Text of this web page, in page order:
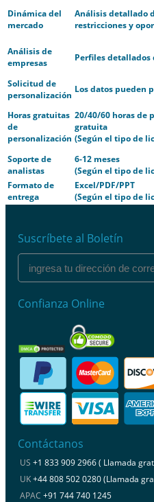
Dinámica del
mercado
Análisis detallado
restricciones y
Análisis de
empresas
Perfiles detallados
Solicitud de
personalización
Los datos pueden
Horas gratuitas
de
personalización
20/40/60 horas de
gratuita
(Según el tipo de
Soporte de
analistas
6-12 meses
(Según el tipo de
Formato de
entrega
Excel/PDF/PPT
(Según el tipo de
Suscríbete al Boletín
Confianza Online
Contáctanos
US +1 833 909 2966 ( Llamada
UK+44 808 502 0280 (Llamada
APAC +91 744 740 1245